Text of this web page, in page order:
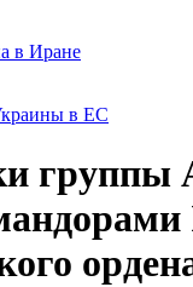
в Иране
в ЕС
группы